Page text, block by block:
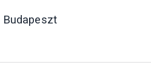
Budapeszt